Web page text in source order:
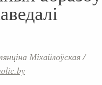
Міхайлоўская/